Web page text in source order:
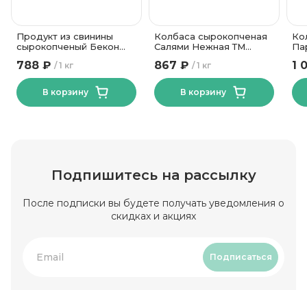
Продукт из свинины
сырокопченый Бекон
Калинковичи МК
1 кг
788 ₽
В корзину
Колбаса сырокопченая
Салями Нежная ТМ
1 кг
867 ₽
В корзину
1
Подпишитесь на рассылку
После подписки вы будете получать уведомления о
скидках и акциях
Подписаться